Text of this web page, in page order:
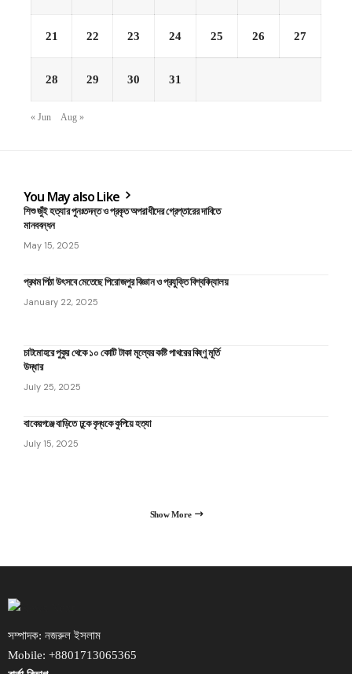
21 22 23 24 25 26 27
28 29 30 31
« Jun Aug »
You May also Like
শিশু জুঁই হত্যার পুনঃতদন্ত ও প্রকৃত অপরাধীদের গ্রেপ্তারের দাবিতে
মানববন্ধন
May 15, 2025
প্রথম পিঠা উৎসবে মেতেছে পিরোজপুর বিজ্ঞান ও প্রযুক্তি বিশ্ববিদ্যালয়
January 22, 2025
চাটমোহরে পুকুর থেকে ১০ কোটি টাকা মূল্যের কষ্টি পাথরের বিষ্ণু মূর্তি
উদ্ধার
July 25, 2025
বাকেরগঞ্জে বাড়িতে ঢুকে বৃদ্ধকে কুপিয়ে হত্যা
July 15, 2025
Show More
সম্পাদক: নজরুল ইসলাম
Mobile: +8801713065365